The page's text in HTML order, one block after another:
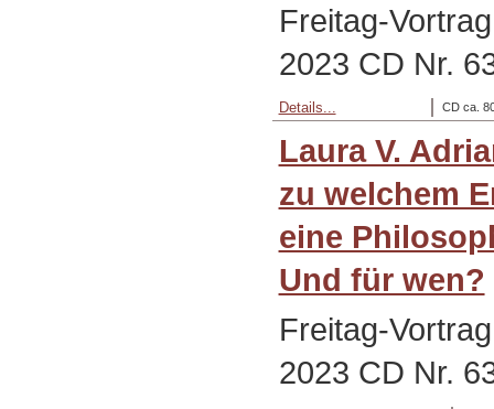
Freitag-
2023 CD Nr.
CD ca.
Details...
Laura V.
zu welchem
eine
Und für wen?
Freitag-
2023 CD Nr.